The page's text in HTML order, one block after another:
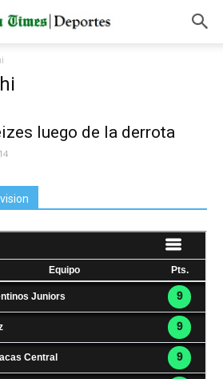
luego de la derrota